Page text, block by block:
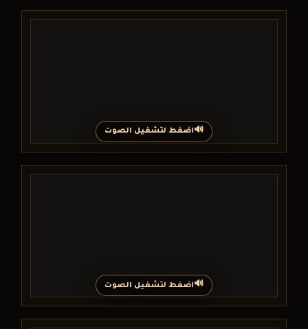
اضغط لتشغيل الصوت
اضغط لتشغيل الصوت